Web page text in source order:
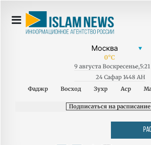
0°C
9 августа Воскресенье,5:21
24 Сафар 1448 AH
Фаджр
Восход Зухр Аср
Подписаться на расписание